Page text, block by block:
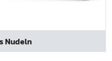
Nudeln